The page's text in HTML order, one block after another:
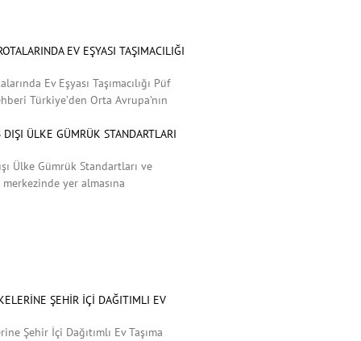
EV EŞYASI TAŞIMACILIĞI
Ev Eşyası Taşımacılığı Püf
Türkiye’den Orta Avrupa’nın
DIŞI ÜLKE GÜMRÜK STANDARTLARI
Ülke Gümrük Standartları ve
yer almasına
ŞEHIR İÇI DAĞITIMLI EV
Şehir İçi Dağıtımlı Ev Taşıma